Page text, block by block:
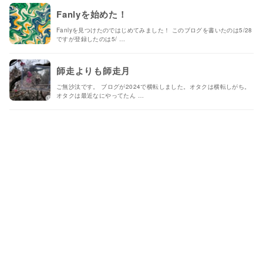
Fanlyを始めた！
Fanlyを見つけたのではじめてみました！ このブログを書いたのは5/28
ですが登録したのは5/ …
師走よりも師走月
ご無沙汰です。 ブログが2024で横転しました。オタクは横転しがち。
オタクは最近なにやってたん …